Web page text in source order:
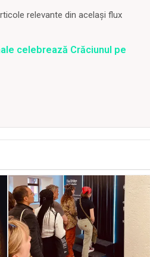
relevante din același flux
celebrează Crăciunul pe